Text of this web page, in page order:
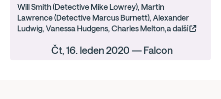
Will Smith (Detective Mike Lowrey), Martin
Lawrence (Detective Marcus Burnett), Alexander
Ludwig, Vanessa Hudgens, Charles Melton,a další
Čt, 16. leden 2020 — Falcon